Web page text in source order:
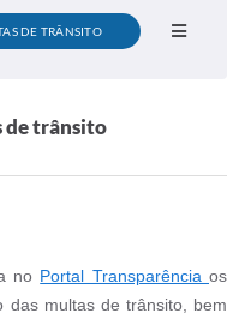
(Horários e
DE TRÂNSITO
de trânsito
no Portal Transparência os
das multas de trânsito, bem